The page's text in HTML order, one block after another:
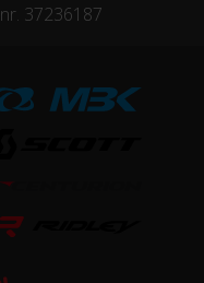
nr. 37236187